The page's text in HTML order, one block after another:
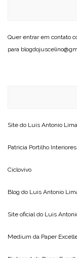
Quer entrar em contato
para
Site do Luis Antonio Lima
Patricia Portilho Interiores
Ciclovivo
Blog do Luis Antonio
Site oficial do Luis
Medium da Paper